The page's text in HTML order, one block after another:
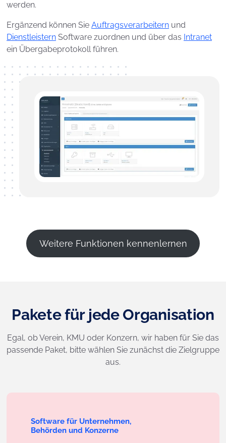
werden.
Ergänzend können Sie Auftragsverarbeitern und
Dienstleistern Software zuordnen und über das Intranet
ein Übergabeprotokoll führen.
Weitere Funktionen kennenlernen
Pakete für jede Organisation
Egal, ob Verein, KMU oder Konzern, wir haben für Sie das
passende Paket, bitte wählen Sie zunächst die Zielgruppe
aus.
Software für Unternehmen,
Behörden und Konzerne